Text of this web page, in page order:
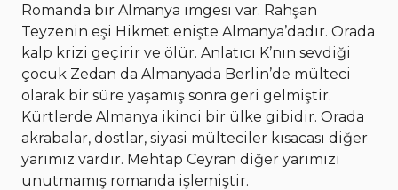
Romanda bir Almanya imgesi var. Rahşan
Teyzenin eşi Hikmet enişte Almanya’dadır. Orada
kalp krizi geçirir ve ölür. Anlatıcı K’nın sevdiği
çocuk Zedan da Almanyada Berlin’de mülteci
olarak bir süre yaşamış sonra geri gelmiştir.
Kürtlerde Almanya ikinci bir ülke gibidir. Orada
akrabalar, dostlar, siyasi mülteciler kısacası diğer
yarımız vardır. Mehtap Ceyran diğer yarımızı
unutmamış romanda işlemiştir.